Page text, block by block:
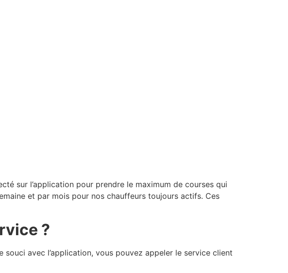
sur l’application pour prendre le maximum de courses qui
et par mois pour nos chauffeurs toujours actifs. Ces
?
avec l’application, vous pouvez appeler le service client